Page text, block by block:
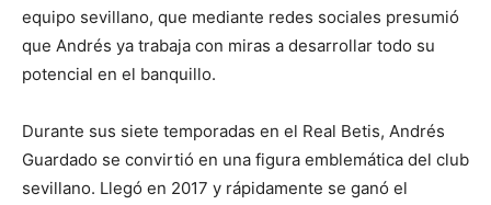
equipo sevillano, que mediante redes sociales presumió
que Andrés ya trabaja con miras a desarrollar todo su
potencial en el banquillo.
Durante sus siete temporadas en el Real Betis, Andrés
Guardado se convirtió en una figura emblemática del club
sevillano. Llegó en 2017 y rápidamente se ganó el